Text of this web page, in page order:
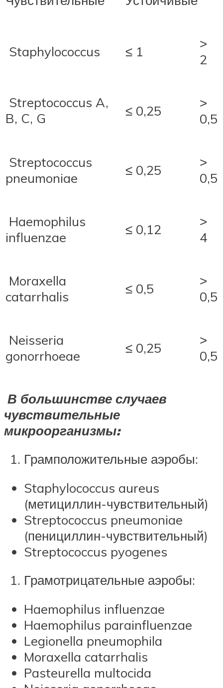
Staphylococcus ≤ 1
˃
2
Streptococcus A,
B, C, G
≤ 0,25
˃
0,5
Streptococcus
pneumoniae
≤ 0,25
˃
0,5
Haemophilus
influenzae
≤ 0,12
˃
4
Moraxella
catarrhalis
≤ 0,5
˃
0,5
Neisseria
gonorrhoeae
≤ 0,25
˃
0,5
В большинстве случаев
чувствительные
микроорганизмы:
Грамположительные аэробы:
Staphylococcus aureus
(метициллин-чувствительный)
Streptococcus pneumoniae
(пенициллин-чувствительный)
Streptococcus pyogenes
Грамотрицательные аэробы:
Haemophilus influenzae
Haemophilus parainfluenzae
Legionella pneumophila
Moraxella catarrhalis
Pasteurella multocida